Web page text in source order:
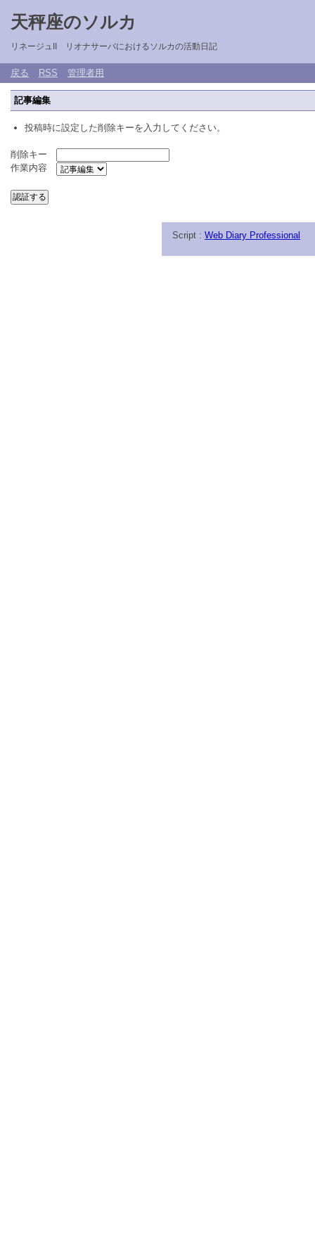
天秤座のソルカ
リネージュII リオナサーバにおけるソルカの活動日記
戻る RSS 管理者用
記事編集
投稿時に設定した削除キーを入力してください。
削除キー
作業内容
Script : Web Diary Professional